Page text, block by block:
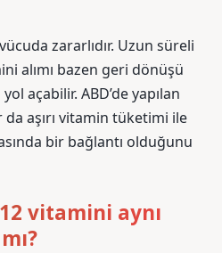
zararlıdır. Uzun süreli
alımı bazen geri dönüşü
açabilir. ABD’de yapılan
da aşırı vitamin tüketimi ile
bir bağlantı olduğunu
vitamini aynı